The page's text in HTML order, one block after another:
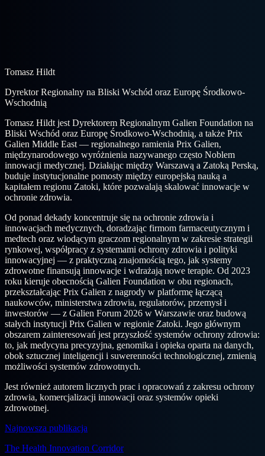
Tomasz Hildt
Dyrektor Regionalny na Bliski Wschód oraz Europę Środkowo-
Wschodnią
Tomasz Hildt jest Dyrektorem Regionalnym Galien Foundation na
Bliski Wschód oraz Europę Środkowo-Wschodnią, a także Prix
Galien Middle East — regionalnego ramienia Prix Galien,
międzynarodowego wyróżnienia nazywanego często Noblem
innowacji medycznej. Działając między Warszawą a Zatoką Perską,
buduje instytucjonalne pomosty między europejską nauką a
kapitałem regionu Zatoki, które pozwalają skalować innowacje w
ochronie zdrowia.
Od ponad dekady koncentruje się na ochronie zdrowia i
innowacjach medycznych, doradzając firmom farmaceutycznym i
medtech oraz wiodącym graczom regionalnym w zakresie strategii
rynkowej, współpracy z systemami ochrony zdrowia i polityki
innowacyjnej — z praktyczną znajomością tego, jak systemy
zdrowotne finansują innowacje i wdrażają nowe terapie. Od 2023
roku kieruje obecnością Galien Foundation w obu regionach,
przekształcając Prix Galien z nagrody w platformę łączącą
naukowców, ministerstwa zdrowia, regulatorów, przemysł i
inwestorów — z Galien Forum 2026 w Warszawie oraz budową
stałych instytucji Prix Galien w regionie Zatoki. Jego głównym
obszarem zainteresowań jest przyszłość systemów ochrony zdrowia:
to, jak medycyna precyzyjna, genomika i opieka oparta na danych,
obok sztucznej inteligencji i suwerenności technologicznej, zmienią
możliwości systemów zdrowotnych.
Jest również autorem licznych prac i opracowań z zakresu ochrony
zdrowia, komercjalizacji innowacji oraz systemów opieki
zdrowotnej.
Najnowsza publikacja
The Health Innovation Corridor